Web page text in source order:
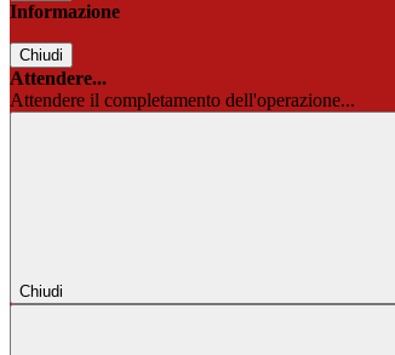
Informazione
Chiudi
Attendere...
Attendere il completamento dell'operazione...
Chiudi